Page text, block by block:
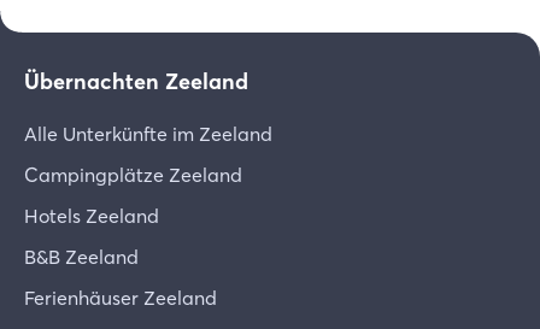
Übernachten Zeeland
Alle Unterkünfte im Zeeland
Campingplätze Zeeland
Hotels Zeeland
B&B Zeeland
Ferienhäuser Zeeland